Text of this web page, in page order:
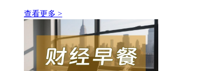
查看更多 >